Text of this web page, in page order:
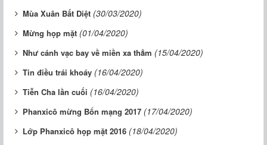
Mùa Xuân Bất Diệt (30/03/2020)
Mừng họp mặt (01/04/2020)
Như cánh vạc bay về miền xa thẳm (15/04/2020)
Tin điều trái khoáy (16/04/2020)
Tiễn Cha lần cuối (16/04/2020)
Phanxicô mừng Bổn mạng 2017 (17/04/2020)
Lớp Phanxicô họp mặt 2016 (18/04/2020)